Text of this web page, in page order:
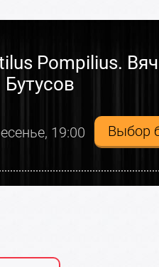
Pompilius.
Бутусов
19:00 Выбор